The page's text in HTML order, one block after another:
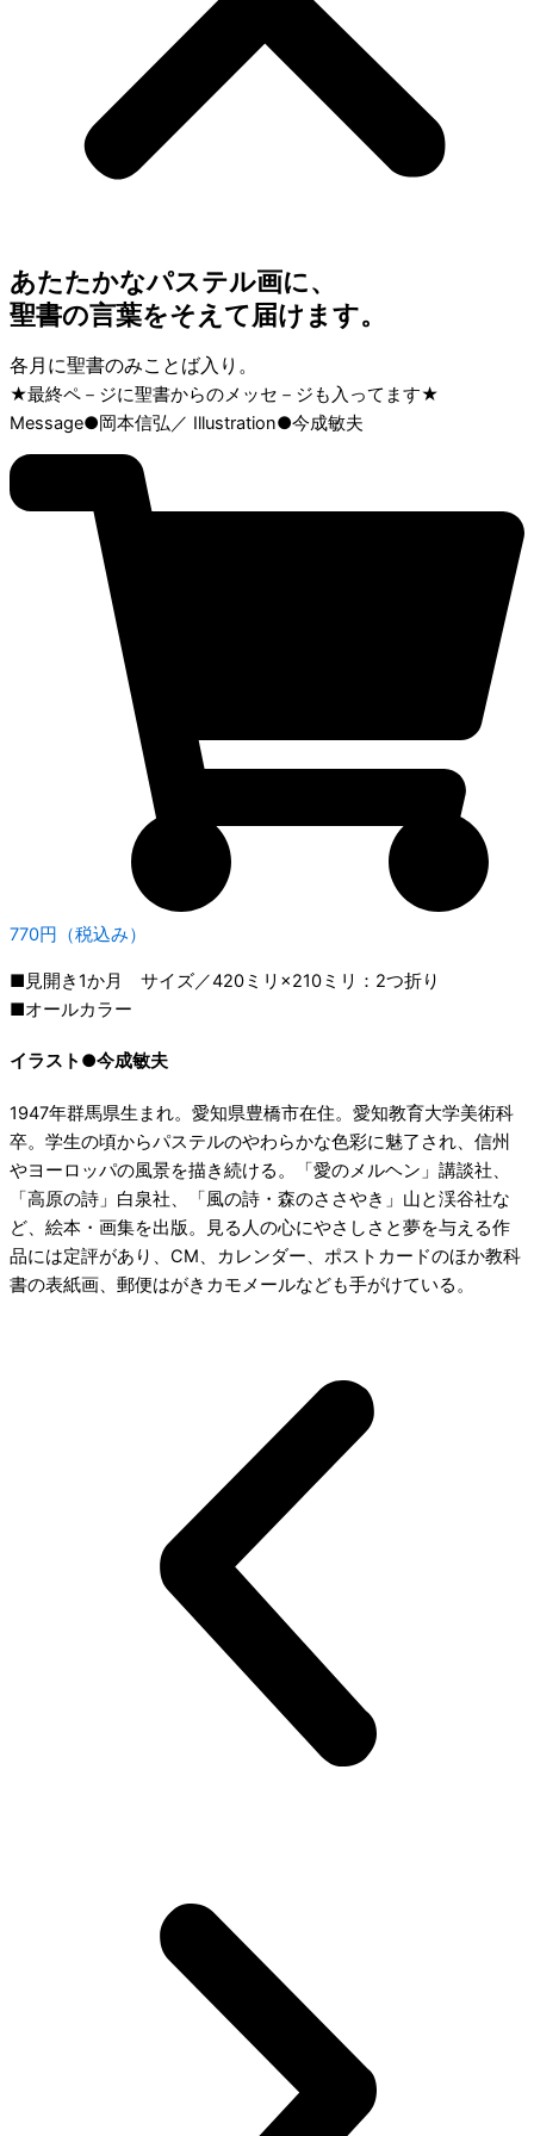
あたたかなパステル画に、
聖書の言葉をそえて届けます。
各月に聖書のみことば入り。
★最終ペ－ジに聖書からのメッセ－ジも入ってます★
Message●岡本信弘／ Illustration●今成敏夫
770円（税込み）
■見開き1か月 サイズ／420ミリ×210ミリ：2つ折り
■オールカラー
イラスト●今成敏夫
1947年群馬県生まれ。愛知県豊橋市在住。愛知教育大学美術科
卒。学生の頃からパステルのやわらかな色彩に魅了され、信州
やヨーロッパの風景を描き続ける。「愛のメルヘン」講談社、
「高原の詩」白泉社、「風の詩・森のささやき」山と渓谷社な
ど、絵本・画集を出版。見る人の心にやさしさと夢を与える作
品には定評があり、CM、カレンダー、ポストカードのほか教科
書の表紙画、郵便はがきカモメールなども手がけている。